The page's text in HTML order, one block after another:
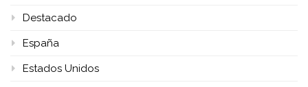
Destacado
España
Estados Unidos